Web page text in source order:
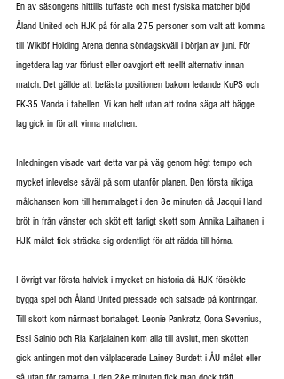
En av säsongens hittills tuffaste och mest fysiska matcher bjöd
Åland United och HJK på för alla 275 personer som valt att komma
till Wiklöf Holding Arena denna söndagskväll i början av juni. För
ingetdera lag var förlust eller oavgjort ett reellt alternativ innan
match. Det gällde att befästa positionen bakom ledande KuPS och
PK-35 Vanda i tabellen. Vi kan helt utan att rodna säga att bägge
lag gick in för att vinna matchen.
Inledningen visade vart detta var på väg genom högt tempo och
mycket inlevelse såväl på som utanför planen. Den första riktiga
målchansen kom till hemmalaget i den 8e minuten då Jacqui Hand
bröt in från vänster och sköt ett farligt skott som Annika Laihanen i
HJK målet fick sträcka sig ordentligt för att rädda till hörna.
I övrigt var första halvlek i mycket en historia då HJK försökte
bygga spel och Åland United pressade och satsade på kontringar.
Till skott kom närmast bortalaget. Leonie Pankratz, Oona Sevenius,
Essi Sainio och Ria Karjalainen kom alla till avslut, men skotten
gick antingen mot den välplacerade Lainey Burdett i ÅU målet eller